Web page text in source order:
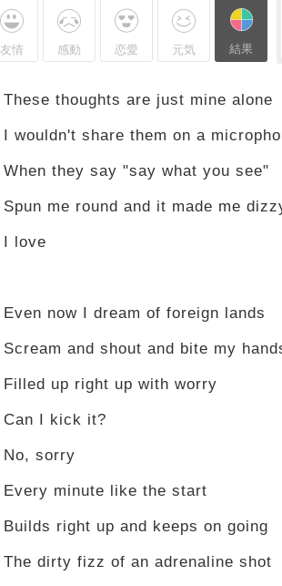
友情 感動 恋愛 元気 結果
These thoughts are just mine alone
I wouldn't share them on a
When they say "say what you see"
Spun me round and it made me
I love
Even now I dream of foreign lands
Scream and shout and bite my
Filled up right up with worry
Can I kick it?
No, sorry
Every minute like the start
Builds right up and keeps on going
The dirty fizz of an adrenaline shot